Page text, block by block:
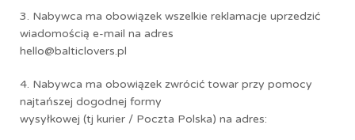
3. Nabywca ma obowiązek wszelkie reklamacje uprzedzić
wiadomością e-mail na adres
hello@balticlovers.pl
4. Nabywca ma obowiązek zwrócić towar przy pomocy
najtańszej dogodnej formy
wysyłkowej (tj kurier / Poczta Polska) na adres: